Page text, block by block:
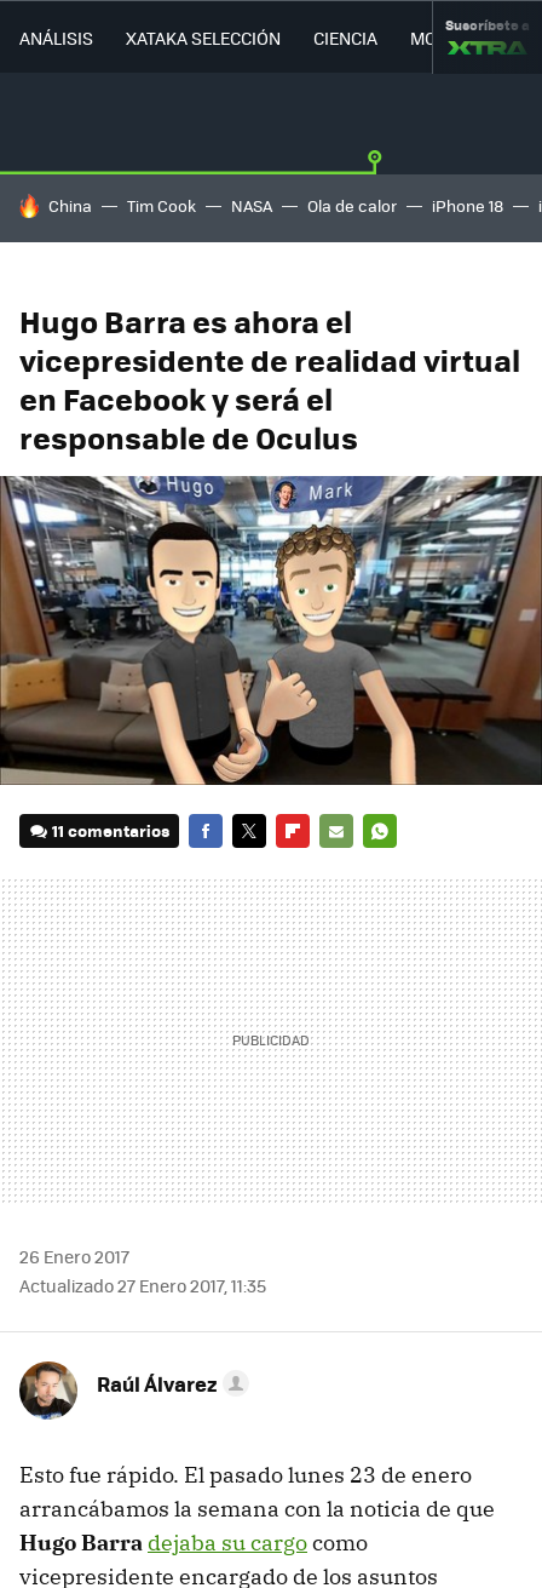
ANÁLISIS XATAKA SELECCIÓN CIENCIA MOVILIDAD
Suscríbete a
HOY SE HABLA DE
China Tim Cook NASA Ola de calor iPhone 18
Hugo Barra es ahora el
vicepresidente de realidad virtual
en Facebook y será el
responsable de Oculus
11 comentarios
MAIL
26 Enero 2017
Actualizado 27 Enero 2017, 11:35
Raúl Álvarez
Esto fue rápido. El pasado lunes 23 de enero
arrancábamos la semana con la noticia de que
Hugo Barra dejaba su cargocomo
vicepresidente encargado de los asuntos